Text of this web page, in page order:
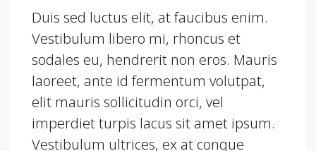
Duis sed luctus elit, at faucibus enim.
Vestibulum libero mi, rhoncus et
sodales eu, hendrerit non eros. Mauris
laoreet, ante id fermentum volutpat,
elit mauris sollicitudin orci, vel
imperdiet turpis lacus sit amet ipsum.
Vestibulum ultrices, ex at congue